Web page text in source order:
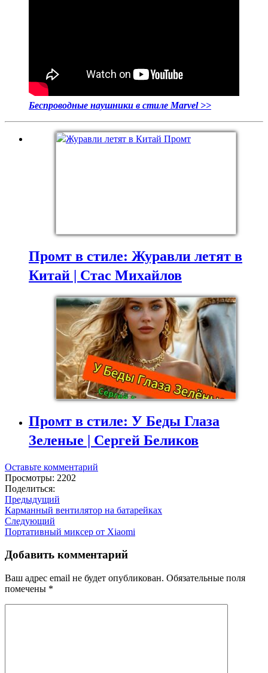
Беспроводные наушники в стиле Marvel >>
Промт в стиле: Журавли летят в
Китай | Стас Михайлов
Промт в стиле: У Беды Глаза
Зеленые | Сергей Беликов
Оставьте комментарий
Просмотры: 2202
Поделиться:
Предыдущий
Карманный вентилятор на батарейках
Следующий
Портативный миксер от Xiaomi
Добавить комментарий
Ваш адрес email не будет опубликован. Обязательные поля
помечены *